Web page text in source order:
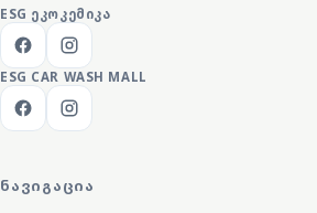
ESG ᲔᲙᲝᲙᲔᲛᲘᲙᲐ
ESG CAR WASH MALL
ᲜᲐᲕᲘᲒᲐᲪᲘᲐ